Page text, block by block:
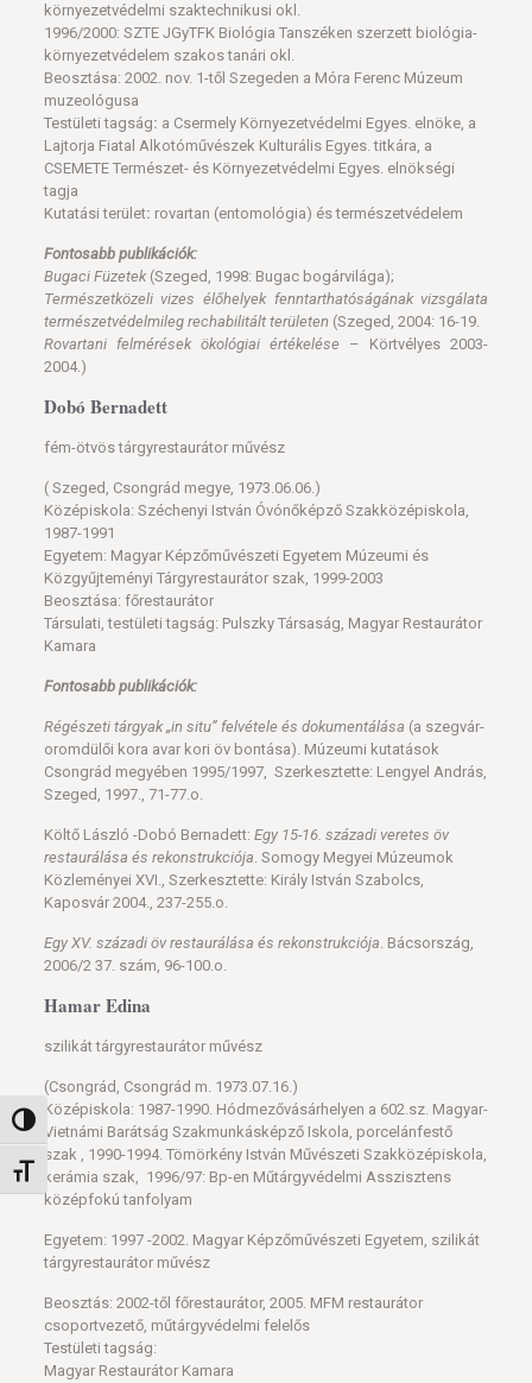
Nagy kontraszt váltása
Betűméret váltása
környezetvédelmi szaktechnikusi okl.
1996/2000: SZTE JGyTFK Biológia Tanszéken szerzett biológia-
környezetvédelem szakos tanári okl.
Beosztása: 2002. nov. 1-től Szegeden a Móra Ferenc Múzeum
muzeológusa
Testületi tagság: a Csermely Környezetvédelmi Egyes. elnöke, a
Lajtorja Fiatal Alkotóművészek Kulturális Egyes. titkára, a
CSEMETE Természet- és Környezetvédelmi Egyes. elnökségi
tagja
Kutatási terület: rovartan (entomológia) és természetvédelem
Fontosabb publikációk:
Bugaci Füzetek(Szeged, 1998: Bugac bogárvilága);
Természetközeli vizes élőhelyek fenntarthatóságának vizsgálata
természetvédelmileg rechabilitált területen (Szeged, 2004: 16-19.
Rovartani felmérések ökológiai értékelése – Körtvélyes 2003-
2004.)
Dobó Bernadett
fém-ötvös tárgyrestaurátor művész
( Szeged, Csongrád megye, 1973.06.06.)
Középiskola: Széchenyi István Óvónőképző Szakközépiskola,
1987-1991
Egyetem: Magyar Képzőművészeti Egyetem Múzeumi és
Közgyűjteményi Tárgyrestaurátor szak, 1999-2003
Beosztása: főrestaurátor
Társulati, testületi tagság: Pulszky Társaság, Magyar Restaurátor
Kamara
Fontosabb publikációk:
Régészeti tárgyak „in situ” felvétele és dokumentálása (a szegvár-
oromdülői kora avar kori öv bontása). Múzeumi kutatások
Csongrád megyében 1995/1997, Szerkesztette: Lengyel András,
Szeged, 1997., 71-77.o.
Költő László -Dobó Bernadett: Egy 15-16. századi veretes öv
restaurálása és rekonstrukciója. Somogy Megyei Múzeumok
Közleményei XVI., Szerkesztette: Király István Szabolcs,
Kaposvár 2004., 237-255.o.
Egy XV. századi öv restaurálása és rekonstrukciója. Bácsország,
2006/2 37. szám, 96-100.o.
Hamar Edina
szilikát tárgyrestaurátor művész
(Csongrád, Csongrád m. 1973.07.16.)
Középiskola: 1987-1990. Hódmezővásárhelyen a 602.sz. Magyar-
Vietnámi Barátság Szakmunkásképző Iskola, porcelánfestő
szak , 1990-1994. Tömörkény István Művészeti Szakközépiskola,
kerámia szak, 1996/97: Bp-en Műtárgyvédelmi Asszisztens
középfokú tanfolyam
Egyetem: 1997 -2002. Magyar Képzőművészeti Egyetem, szilikát
tárgyrestaurátor művész
Beosztás: 2002-től főrestaurátor, 2005. MFM restaurátor
csoportvezető, műtárgyvédelmi felelős
Testületi tagság:
Magyar Restaurátor Kamara